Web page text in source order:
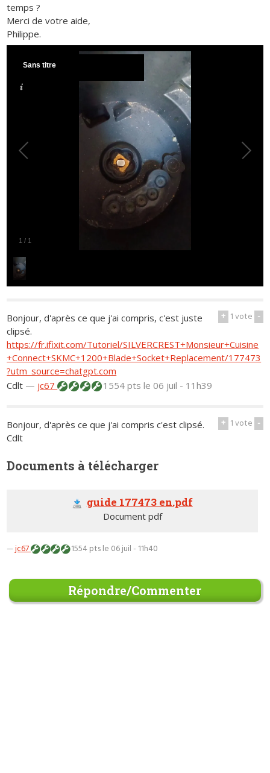
temps ?
Merci de votre aide,
Philippe.
1 / 1
Sans titre
+ 1vote -
Bonjour, d'après ce que j'ai compris, c'est juste
clipsé.
https://fr.ifixit.com/Tutoriel/SILVERCREST+Monsieur+Cuisine
+Connect+SKMC+1200+Blade+Socket+Replacement/177473
?utm_source=chatgpt.com
Cdlt — jc67 1554 ptsle 06 juil - 11h39
+ 1vote -
Bonjour, d'après ce que j'ai compris c'est clipsé.
Cdlt
Documents à télécharger
guide 177473 en.pdf
Document pdf
—jc67 1554 ptsle 06 juil - 11h40
Répondre/Commenter